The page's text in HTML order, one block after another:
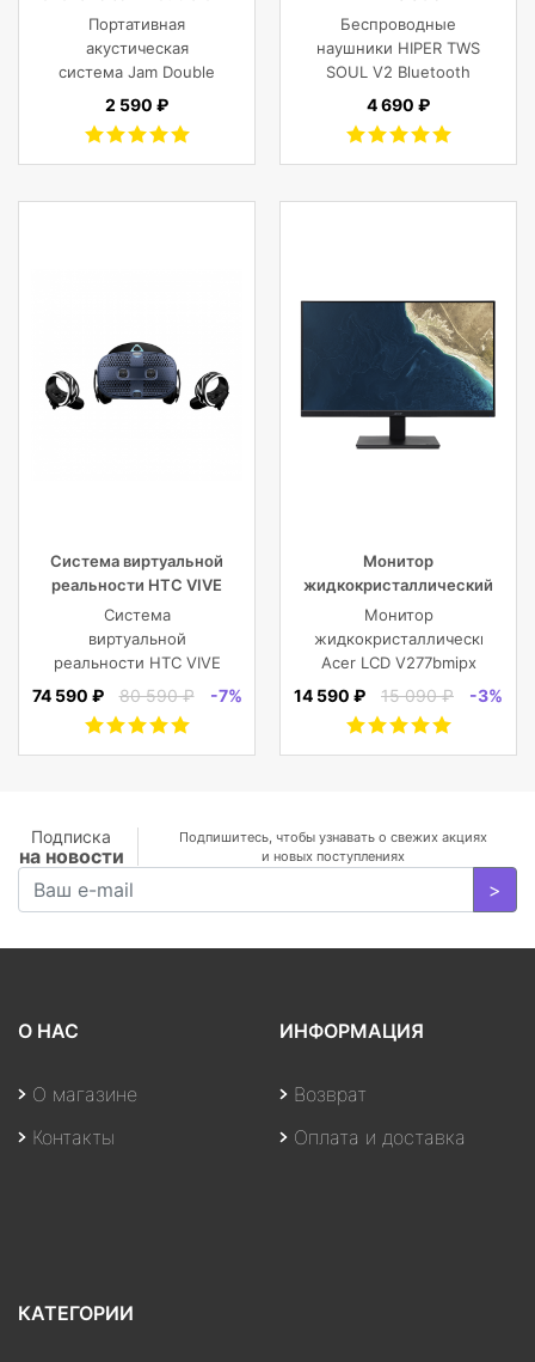
Grey
Портативная
акустическая
система Jam Double
Chill Grey (серый)
2 590 ₽
Bluetooth 5.0 гарнитура Li-
Pol 2x43mAh+380mAh,
черный
Беспроводные
наушники HIPER TWS
SOUL V2 Bluetooth
5.0 гарнитура Li-Pol
Черный
4 690 ₽
Система виртуальной
реальности HTC VIVE
Cosmos
Система
виртуальной
реальности HTC VIVE
Cosmos
74 590 ₽ 80 590 ₽ -7%
Монитор
жидкокристаллический
Acer LCD V277bmipx 27”
[16:9] 1920х1080(FHD) IPS
Монитор
жидкокристаллический
Acer LCD V277bmipx
27'' [16:9]
nonGLARE,
250cd/m2,
Speakers, 3Y, Black
14 590 ₽ 15 090 ₽ -3%
Подписка
на новости
Подпишитесь, чтобы узнавать о свежих акциях
и новых поступлениях
>
О НАС
О магазине
Контакты
ИНФОРМАЦИЯ
Возврат
Оплата и доставка
КАТЕГОРИИ